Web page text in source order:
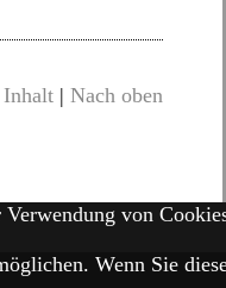
| Nach oben
von
Wenn Sie